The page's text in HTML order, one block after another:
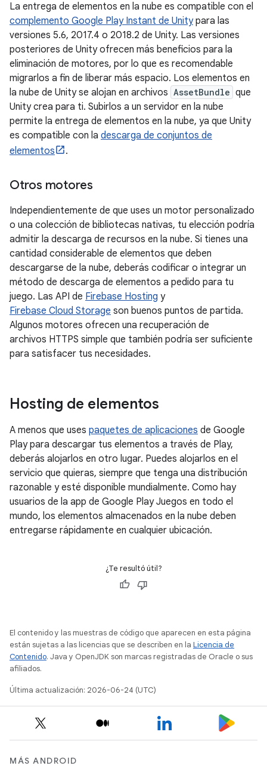
La entrega de elementos en la nube es compatible con el
complemento Google Play Instant de Unitypara las
versiones 5.6, 2017.4 o 2018.2 de Unity. Las versiones
posteriores de Unity ofrecen más beneficios para la
eliminación de motores, por lo que es recomendable
migrarlos a fin de liberar más espacio. Los elementos en
la nube de Unity se alojan en archivos AssetBundle que
Unity crea para ti. Subirlos a un servidor en la nube
permite la entrega de elementos en la nube, ya que Unity
es compatible con la descarga de conjuntos de
elementos
.
Otros motores
Independientemente de que uses un motor personalizado
o una colección de bibliotecas nativas, tu elección podría
admitir la descarga de recursos en la nube. Si tienes una
cantidad considerable de elementos que deben
descargarse de la nube, deberás codificar o integrar un
método de descarga de elementos a pedido para tu
juego. Las API de Firebase Hosting y
Firebase Cloud Storage son buenos puntos de partida.
Algunos motores ofrecen una recuperación de
archivos HTTPS simple que también podría ser suficiente
para satisfacer tus necesidades.
Hosting de elementos
A menos que uses paquetes de aplicaciones de Google
Play para descargar tus elementos a través de Play,
deberás alojarlos en otro lugar. Puedes alojarlos en el
servicio que quieras, siempre que tenga una distribución
razonable y esté disponible mundialmente. Como hay
usuarios de la app de Google Play Juegos en todo el
mundo, los elementos almacenados en la nube deben
entregarse rápidamente en cualquier ubicación.
¿Te resultó útil?
El contenido y las muestras de código que aparecen en esta página
están sujetas a las licencias que se describen en la Licencia de
Contenido. Java y OpenJDK son marcas registradas de Oracle o sus
afiliados.
Última actualización: 2026-06-24 (UTC)
MÁS ANDROID